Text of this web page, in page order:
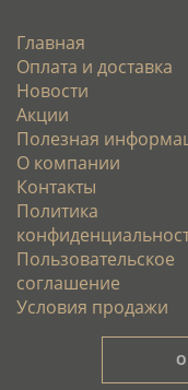
Главная
Оплата и доставка
Новости
Акции
Полезная
О компании
Контакты
Политика
Пользовательское
соглашение
Условия продажи